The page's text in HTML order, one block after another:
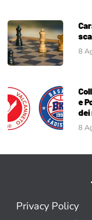
8
e
dei
8
Privacy Policy